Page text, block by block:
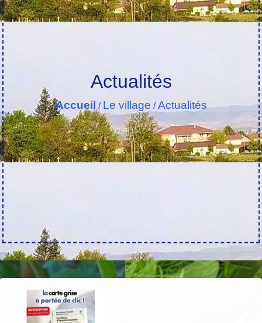
Actualités
Accueil / Le village /Actualités